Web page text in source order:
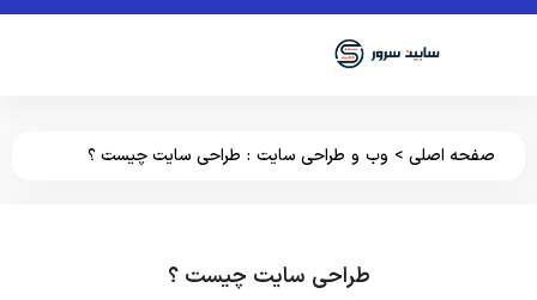
صفحه اصلی > وب و طراحی سایت : طراحی سایت چیست ؟
طراحی سایت چیست ؟